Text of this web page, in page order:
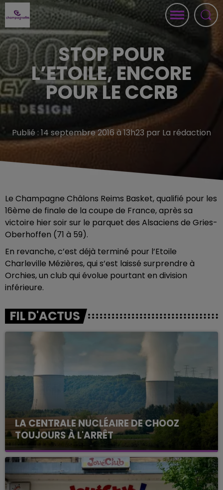
STOP POUR
L’ETOILE, ENCORE
POUR LE CCRB
Publié : 14 septembre 2016 à 13h23 par La rédaction
Le Champagne Châlons Reims Basket, qualifié pour les
16ème de finale de la coupe de France, après sa
victoire hier soir sur le parquet des Alsaciens de Gries-
Oberhoffen (71 à 59).
En revanche, c’est déjà terminé pour l’Etoile
Charleville Mézières, qui s’est laissé surprendre à
Orchies, un club qui évolue pourtant en division
inférieure.
FIL D'ACTUS
LA CENTRALE NUCLÉAIRE DE CHOOZ
TOUJOURS À L'ARRÊT
Cela fait déjà une semaine que la centrale
nucléaire ardennaise est à l'arrêt. Une situation
justifiée par la sécheresse intense qui est toujours
présente.